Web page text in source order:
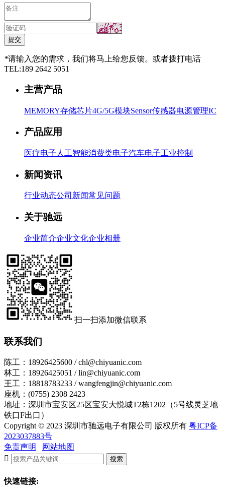
提交
*请输入您的需求，我们将马上给您反馈。或者拨打电话
TEL:189 2642 5051
主营产品
MEMORY存储芯片4G/5G模块Sensor传感器电源管理IC
产品应用
医疗电子 人工智能消费类电子汽车电子工业控制
新闻资讯
行业动态公司新闻常见问题
关于驰远
企业简介企业文化企业相册
扫一扫添加微信联系
联系我们
陈工：18926425600 / chl@chiyuanic.com
林工：18926425051 / lin@chiyuanic.com
王工：18818783233 / wangfengjin@chiyuanic.com
座机：(0755) 2308 2423
地址：深圳市宝安区25区宝安大悦城T2栋1202（5号线灵芝地
铁口F出口）
Copyright © 2023 深圳市驰远电子有限公司 版权所有 粤ICP备
2023037883号
免责声明
网站地图

搜索
快速链接: